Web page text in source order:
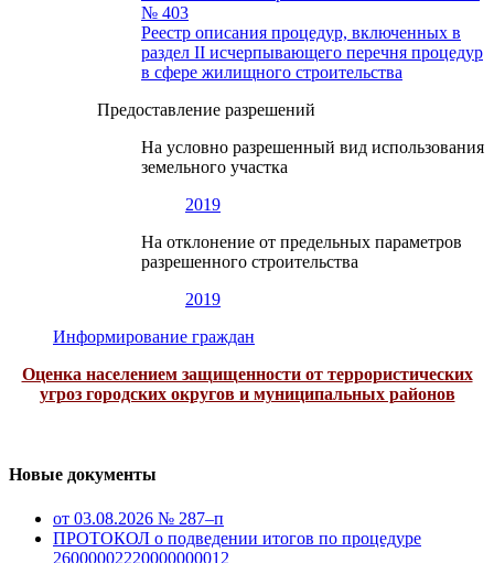
№ 403
Реестр описания процедур, включенных в
раздел II исчерпывающего перечня процедур
в сфере жилищного строительства
Предоставление разрешений
На условно разрешенный вид использования
земельного участка
2019
На отклонение от предельных параметров
разрешенного строительства
2019
Информирование граждан
Оценка населением защищенности от террористических
угроз городских округов и муниципальных районов
Новые документы
от 03.08.2026 № 287–п
ПРОТОКОЛ о подведении итогов по процедуре
26000002220000000012